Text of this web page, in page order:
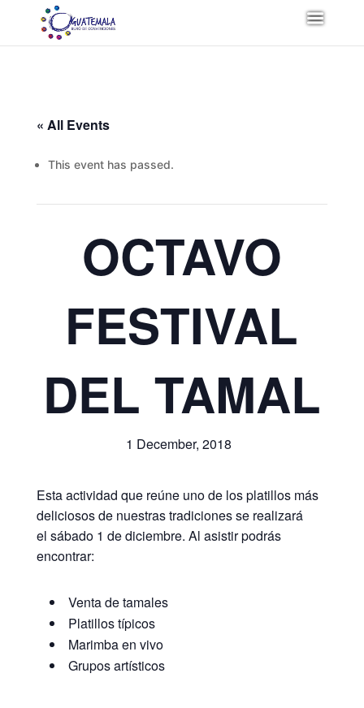
« All Events
This event has passed.
OCTAVO
FESTIVAL
DEL TAMAL
1 December, 2018
Esta actividad que reúne uno de los platillos más
deliciosos de nuestras tradiciones se realizará
el sábado 1 de diciembre. Al asistir podrás
encontrar:
Venta de tamales
Platillos típicos
Marimba en vivo
Grupos artísticos